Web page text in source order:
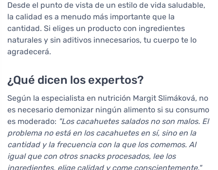
Desde el punto de vista de un estilo de vida saludable,
la calidad es a menudo más importante que la
cantidad. Si eliges un producto con ingredientes
naturales y sin aditivos innecesarios, tu cuerpo te lo
agradecerá.
¿Qué dicen los expertos?
Según la especialista en nutrición Margit Slimáková, no
es necesario demonizar ningún alimento si su consumo
es moderado: "Los cacahuetes salados no son malos. El
problema no está en los cacahuetes en sí, sino en la
cantidad y la frecuencia con la que los comemos. Al
igual que con otros snacks procesados, lee los
ingredientes, elige calidad y come conscientemente."